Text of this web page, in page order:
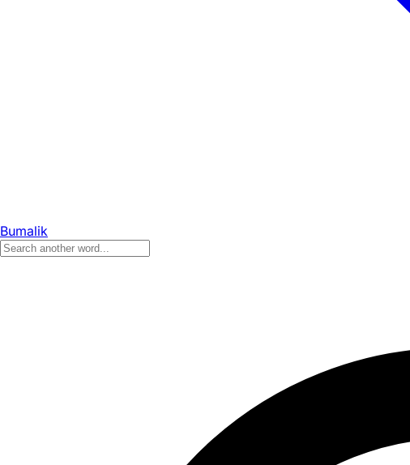
Bumalik